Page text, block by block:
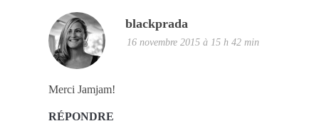
blackprada
16 novembre 2015 à 15 h 42 min
Merci Jamjam!
RÉPONDRE